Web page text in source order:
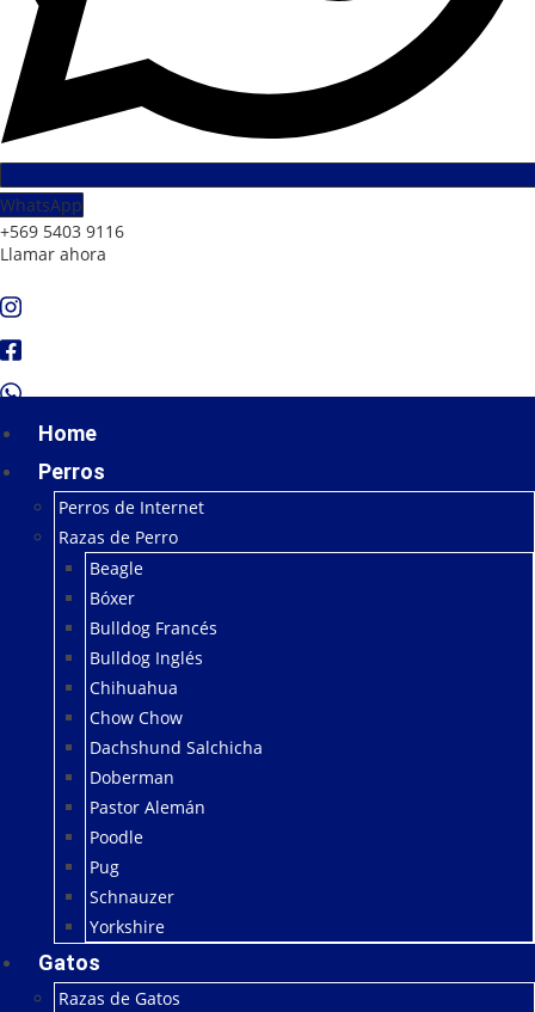
WhatsApp
+569 5403 9116
Llamar ahora
Home
Perros
Perros de Internet
Razas de Perro
Beagle
Bóxer
Bulldog Francés
Bulldog Inglés
Chihuahua
Chow Chow
Dachshund Salchicha
Doberman
Pastor Alemán
Poodle
Pug
Schnauzer
Yorkshire
Gatos
Razas de Gatos